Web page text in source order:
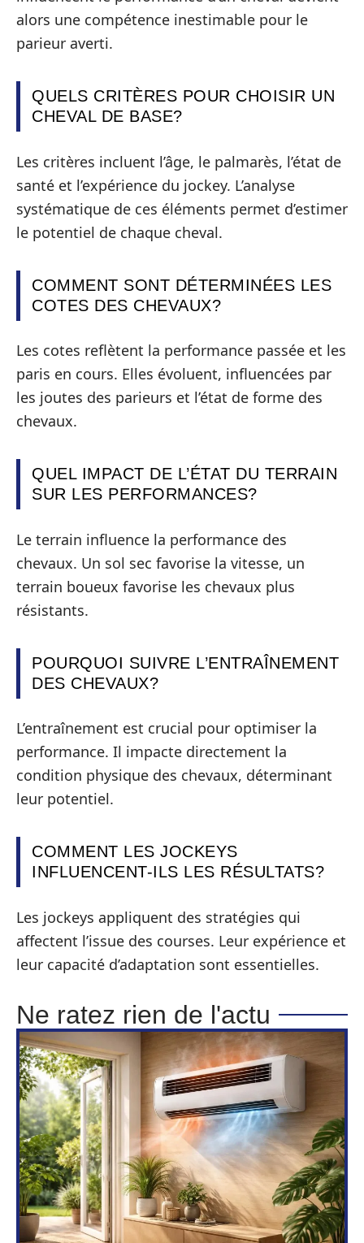
alors une compétence inestimable pour le
parieur averti.
QUELS CRITÈRES POUR CHOISIR UN
CHEVAL DE BASE?
Les critères incluent l’âge, le palmarès, l’état de
santé et l’expérience du jockey. L’analyse
systématique de ces éléments permet d’estimer
le potentiel de chaque cheval.
COMMENT SONT DÉTERMINÉES LES
COTES DES CHEVAUX?
Les cotes reflètent la performance passée et les
paris en cours. Elles évoluent, influencées par
les joutes des parieurs et l’état de forme des
chevaux.
QUEL IMPACT DE L’ÉTAT DU TERRAIN
SUR LES PERFORMANCES?
Le terrain influence la performance des
chevaux. Un sol sec favorise la vitesse, un
terrain boueux favorise les chevaux plus
résistants.
POURQUOI SUIVRE L’ENTRAÎNEMENT
DES CHEVAUX?
L’entraînement est crucial pour optimiser la
performance. Il impacte directement la
condition physique des chevaux, déterminant
leur potentiel.
COMMENT LES JOCKEYS
INFLUENCENT-ILS LES RÉSULTATS?
Les jockeys appliquent des stratégies qui
affectent l’issue des courses. Leur expérience et
leur capacité d’adaptation sont essentielles.
Ne ratez rien de l'actu